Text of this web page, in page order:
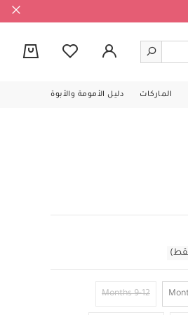
الماركات دليل الأمومة والأبوة
9-12 Months